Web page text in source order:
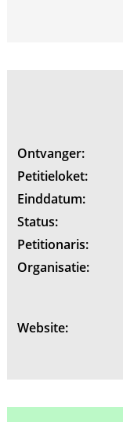
Ontvanger:
Petitieloket:
Einddatum:
Status:
Petitionaris:
Organisatie:
Website: